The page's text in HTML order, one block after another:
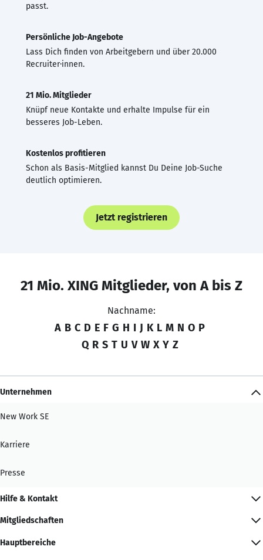
passt.
Persönliche Job-Angebote
Lass Dich finden von Arbeitgebern und über 20.000
Recruiter·innen.
21 Mio. Mitglieder
Knüpf neue Kontakte und erhalte Impulse für ein
besseres Job-Leben.
Kostenlos profitieren
Schon als Basis-Mitglied kannst Du Deine Job-Suche
deutlich optimieren.
Jetzt registrieren
21 Mio. XING Mitglieder, von A bis Z
Nachname:
A B C D E F G H I J K L M N O P
Q R S T U V W X Y Z
Unternehmen
New Work SE
Karriere
Presse
Hilfe & Kontakt
Mitgliedschaften
Hauptbereiche